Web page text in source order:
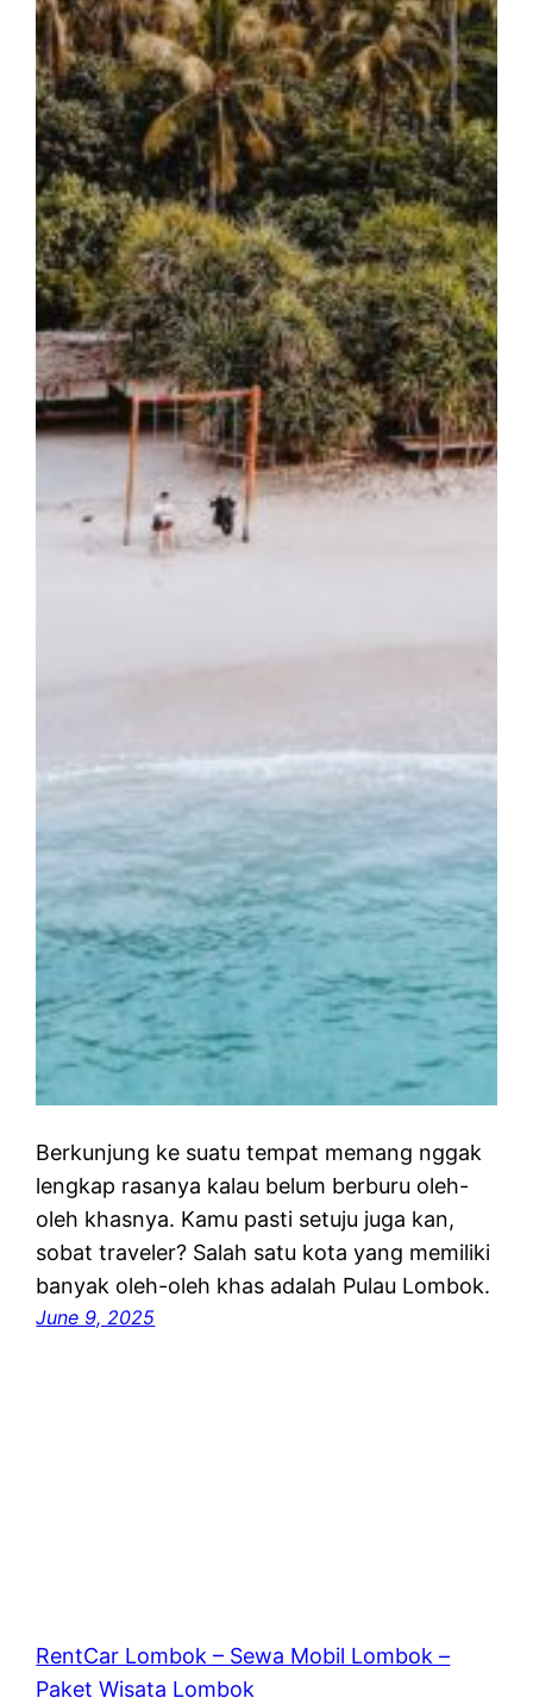
Berkunjung ke suatu tempat memang nggak
lengkap rasanya kalau belum berburu oleh-
oleh khasnya. Kamu pasti setuju juga kan,
sobat traveler? Salah satu kota yang memiliki
banyak oleh-oleh khas adalah Pulau Lombok.
June 9, 2025
RentCar Lombok – Sewa Mobil Lombok –
Paket Wisata Lombok